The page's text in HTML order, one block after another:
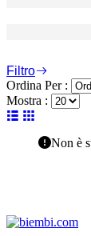
Filtro
Ordina Per :
Mostra :
Non è